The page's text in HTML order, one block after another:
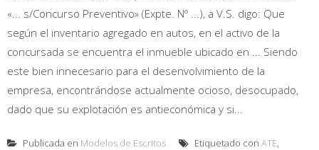
«... s/Concurso Preventivo» (Expte. Nº ...), a V.S. digo: Que
según el inventario agregado en autos, en el activo de la
concursada se encuentra el inmueble ubicado en ... Siendo
este bien innecesario para el desenvolvimiento de la
empresa, encontrándose actualmente ocioso, desocupado,
dado que su explotación es antieconómica y si...
Publicada en Modelos de Escritos Etiquetado con ATE,